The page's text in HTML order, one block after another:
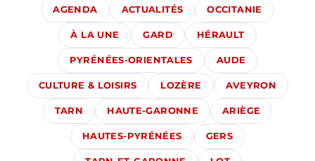
AGENDA ACTUALITÉS OCCITANIE
À LA UNE GARD HÉRAULT
PYRÉNÉES-ORIENTALES AUDE
CULTURE & LOISIRS LOZÈRE AVEYRON
TARN HAUTE-GARONNE ARIÈGE
HAUTES-PYRÉNÉES GERS